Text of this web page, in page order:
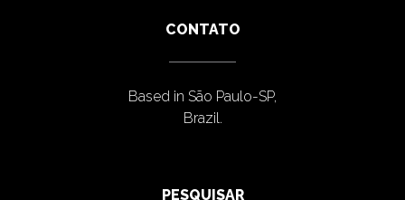
CONTATO
Based in São Paulo-SP,
Brazil.
PESQUISAR